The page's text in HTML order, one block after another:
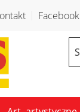
Facebook